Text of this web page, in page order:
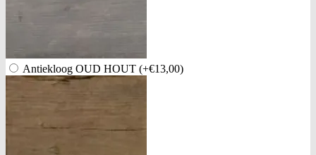
Antiekloog OUD HOUT (+€13,00)